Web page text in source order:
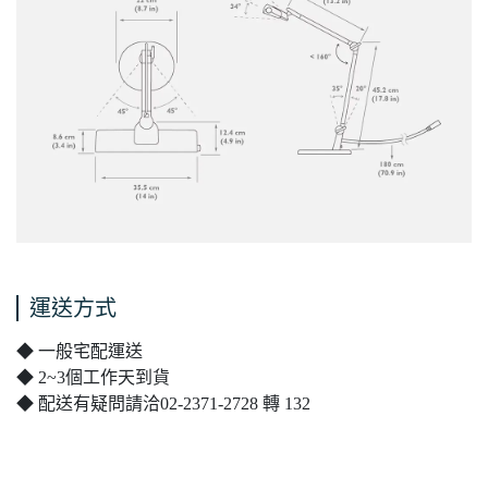
運送方式
◆ 一般宅配運送
◆ 2~3個工作天到貨
◆ 配送有疑問請洽02-2371-2728 轉 132